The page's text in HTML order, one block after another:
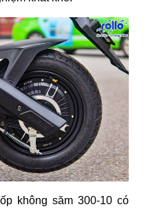
không săm 300-10 có